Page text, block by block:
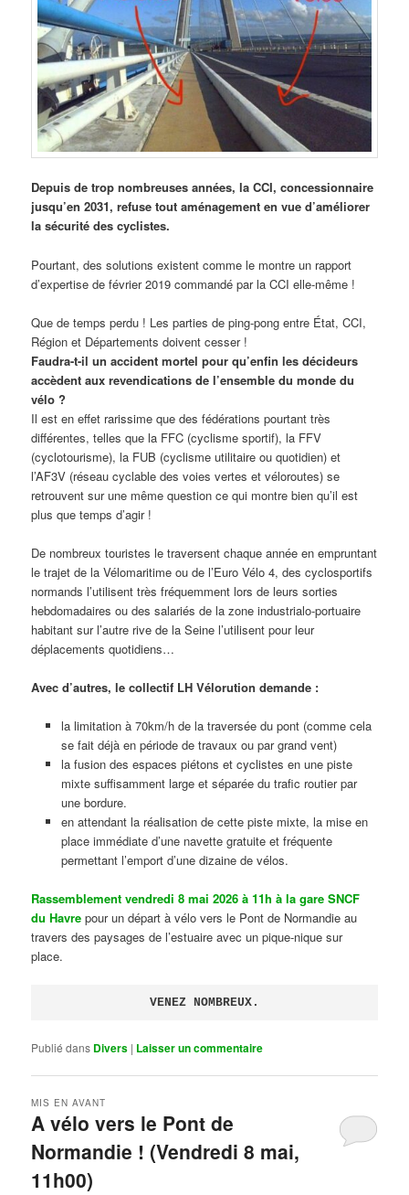
Depuis de trop nombreuses années, la CCI, concessionnaire
jusqu’en 2031, refuse tout aménagement en vue d’améliorer
la sécurité des cyclistes.
Pourtant, des solutions existent comme le montre un rapport
d’expertise de février 2019 commandé par la CCI elle-même !
Que de temps perdu ! Les parties de ping-pong entre État, CCI,
Région et Départements doivent cesser !
Faudra-t-il un accident mortel pour qu’enfin les décideurs
accèdent aux revendications de l’ensemble du monde du
vélo ?
Il est en effet rarissime que des fédérations pourtant très
différentes, telles que la FFC (cyclisme sportif), la FFV
(cyclotourisme), la FUB (cyclisme utilitaire ou quotidien) et
l’AF3V (réseau cyclable des voies vertes et véloroutes) se
retrouvent sur une même question ce qui montre bien qu’il est
plus que temps d’agir !
De nombreux touristes le traversent chaque année en empruntant
le trajet de la Vélomaritime ou de l’Euro Vélo 4, des cyclosportifs
normands l’utilisent très fréquemment lors de leurs sorties
hebdomadaires ou des salariés de la zone industrialo-portuaire
habitant sur l’autre rive de la Seine l’utilisent pour leur
déplacements quotidiens…
Avec d’autres, le collectif LH Vélorution demande :
la limitation à 70km/h de la traversée du pont (comme cela
se fait déjà en période de travaux ou par grand vent)
la fusion des espaces piétons et cyclistes en une piste
mixte suffisamment large et séparée du trafic routier par
une bordure.
en attendant la réalisation de cette piste mixte, la mise en
place immédiate d’une navette gratuite et fréquente
permettant l’emport d’une dizaine de vélos.
Rassemblement vendredi 8 mai 2026 à 11h à la gare SNCF
du Havre pour un départ à vélo vers le Pont de Normandie au
travers des paysages de l’estuaire avec un pique-nique sur
place.
VENEZ NOMBREUX.
Publié dans Divers | Laisser un commentaire
A vélo vers le Pont de
Normandie ! (Vendredi 8 mai,
11h00)
MIS EN AVANT